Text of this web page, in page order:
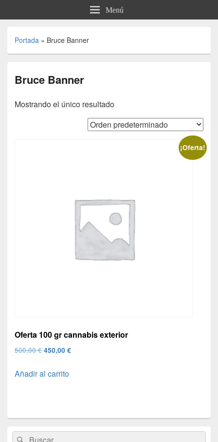
Menú
Portada » Bruce Banner
Bruce Banner
Mostrando el único resultado
¡Oferta!
Oferta 100 gr cannabis exterior
500,00€ El
original
450,00 €El
Añadir al carrito
área
BuscarBuscar